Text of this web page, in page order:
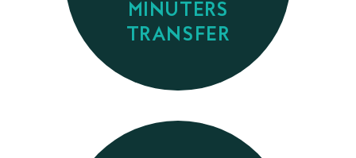
MINUTERS
TRANSFER